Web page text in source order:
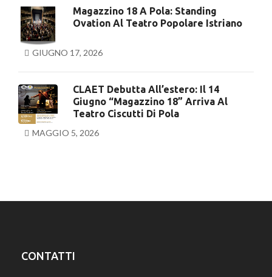
Magazzino 18 A Pola: Standing
Ovation Al Teatro Popolare Istriano
GIUGNO 17, 2026
CLAET Debutta All’estero: Il 14
Giugno “Magazzino 18” Arriva Al
Teatro Ciscutti Di Pola
MAGGIO 5, 2026
CONTATTI